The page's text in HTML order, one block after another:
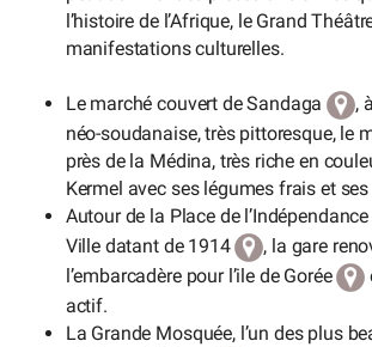
l’histoire de l’Afrique, le Grand
manifestations culturelles.
Le marché couvert de Sandaga
,
néo-soudanaise, très pittoresque, le
près de la Médina, très riche en
Kermel avec ses légumes frais et
Autour de la Place de l’Indépendance
Ville datant de 1914
, la gare
l’embarcadère pour l’ile de Gorée
actif.
La Grande Mosquée, l’un des plus